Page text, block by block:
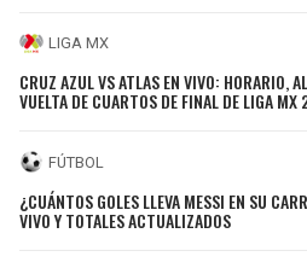
LIGA MX
CRUZ AZUL VS ATLAS EN VIVO: HORARIO,
VUELTA DE CUARTOS DE FINAL DE LIGA
FÚTBOL
¿CUÁNTOS GOLES LLEVA MESSI EN SU
VIVO Y TOTALES ACTUALIZADOS